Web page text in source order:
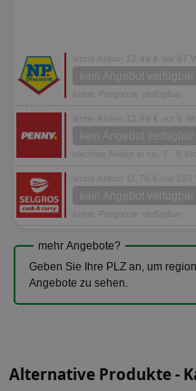
letzte Aktion 12,49 € vor 67
kein Angebot verfügbar
keine Prognose verfügbar
letzte Aktion 12,99 € vor 6
kein Angebot verfügbar
nächste Aktion in ca. 7 - 8
letzte Aktion 11,76 € vor 103
kein Angebot verfügbar
keine Prognose verfügbar
mehr Angebote?
Geben Sie Ihre PLZ an, um
Angebote zu sehen.
Alternative Produkte -